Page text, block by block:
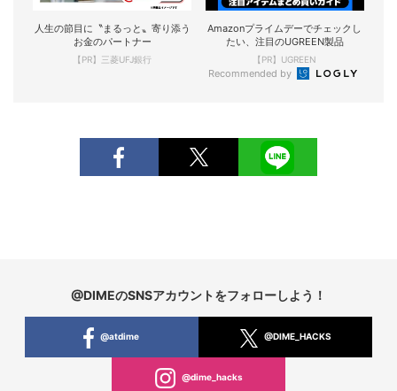
人生の節目に〝まるっと〟寄り添う
お金のパートナー
【PR】三菱UFJ銀行
Amazonプライムデーでチェックし
たい、注目のUGREEN製品
【PR】UGREEN
Recommended by
@DIMEのSNSアカウントをフォローしよう！
@atdime @DIME_HACKS
@dime_hacks